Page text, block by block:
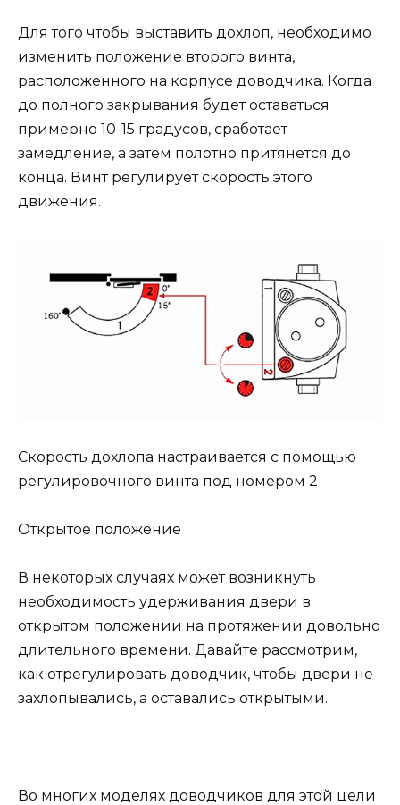
Для того чтобы выставить дохлоп, необходимо
изменить положение второго винта,
расположенного на корпусе доводчика. Когда
до полного закрывания будет оставаться
примерно 10-15 градусов, сработает
замедление, а затем полотно притянется до
конца. Винт регулирует скорость этого
движения.
Скорость дохлопа настраивается с помощью
регулировочного винта под номером 2
Открытое положение
В некоторых случаях может возникнуть
необходимость удерживания двери в
открытом положении на протяжении довольно
длительного времени. Давайте рассмотрим,
как отрегулировать доводчик, чтобы двери не
захлопывались, а оставались открытыми.
Во многих моделях доводчиков для этой цели